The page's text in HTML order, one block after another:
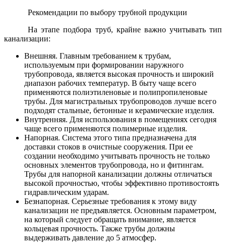
Рекомендации по выбору трубной продукции
На этапе подбора труб, крайне важно учитывать тип
канализации:
Внешняя. Главным требованием к трубам,
используемым при формировании наружного
трубопровода, является высокая прочность и широкий
диапазон рабочих температур. В быту чаще всего
применяются полиэтиленовые и полипропиленовые
трубы. Для магистральных трубопроводов лучше всего
подходят стальные, бетонные и керамические изделия.
Внутренняя. Для использования в помещениях сегодня
чаще всего применяются полимерные изделия.
Напорная. Система этого типа предназначена для
доставки стоков в очистные сооружения. При ее
создании необходимо учитывать прочность не только
основных элементов трубопровода, но и фитингам.
Трубы для напорной канализации должны отличаться
высокой прочностью, чтобы эффективно противостоять
гидравлическим ударам.
Безнапорная. Серьезные требования к этому виду
канализации не предъявляется. Основным параметром,
на который следует обращать внимание, является
кольцевая прочность. Также трубы должны
выдерживать давление до 5 атмосфер.